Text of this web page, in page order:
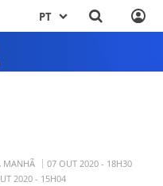
PT
MANHÃ
07 OUT 2020 - 18H30
2020 - 15H04